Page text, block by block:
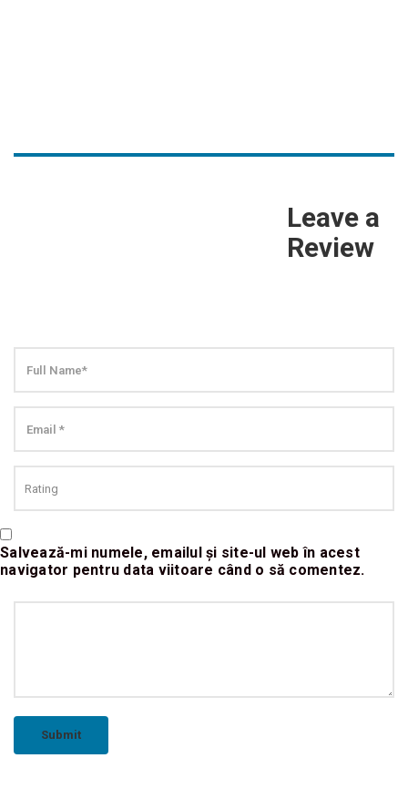
Leave a
Review
Salvează-mi numele, emailul și site-ul web în acest
navigator pentru data viitoare când o să comentez.
Submit